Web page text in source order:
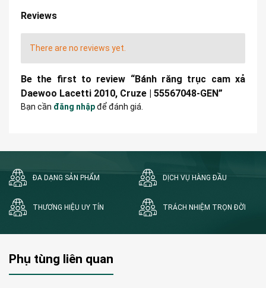
Reviews
There are no reviews yet.
Be the first to review “Bánh răng trục cam xả
Daewoo Lacetti 2010, Cruze | 55567048-GEN”
Bạn cần đăng nhậpđể đánh giá.
ĐA DẠNG SẢN PHẨM DỊCH VỤ HÀNG ĐẦU
THƯƠNG HIỆU UY TÍN TRÁCH NHIỆM TRỌN ĐỜI
Phụ tùng liên quan